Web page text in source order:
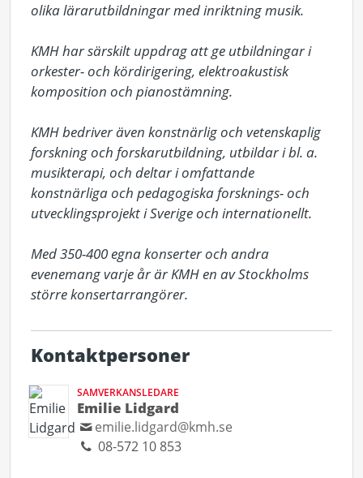
olika lärarutbildningar med inriktning musik.
KMH har särskilt uppdrag att ge utbildningar i
orkester- och kördirigering, elektroakustisk
komposition och pianostämning.
KMH bedriver även konstnärlig och vetenskaplig
forskning och forskarutbildning, utbildar i bl. a.
musikterapi, och deltar i omfattande
konstnärliga och pedagogiska forsknings- och
utvecklingsprojekt i Sverige och internationellt.
Med 350-400 egna konserter och andra
evenemang varje år är KMH en av Stockholms
större konsertarrangörer.
Kontaktpersoner
SAMVERKANSLEDARE
Emilie Lidgard
emilie.lidgard@kmh.se
08-572 10 853